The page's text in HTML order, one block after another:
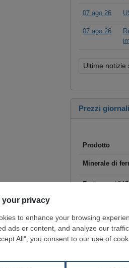
07 ago 26
07 ago 26
Prezzi
Prodotto
Minerale di
Rottame-
Tondo per